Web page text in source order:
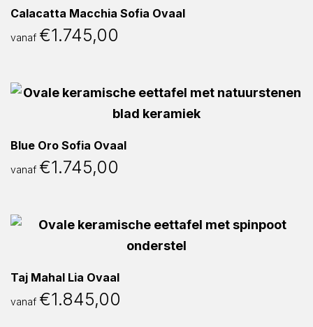
Calacatta Macchia Sofia Ovaal
vanaf €1.745,00
Blue Oro Sofia Ovaal
vanaf €1.745,00
Taj Mahal Lia Ovaal
vanaf €1.845,00